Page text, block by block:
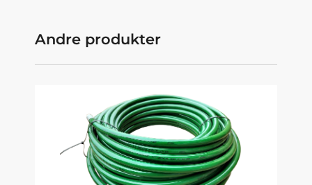
Andre produkter